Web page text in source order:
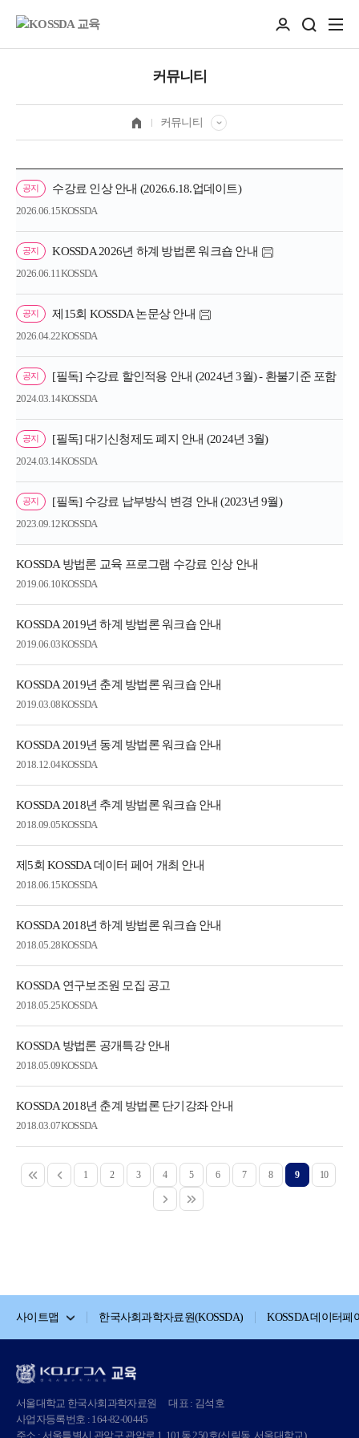
커뮤니티
커뮤니티
공지 수강료 인상 안내 (2026.6.18.업데이트)
2026.06.15KOSSDA
공지 KOSSDA 2026년 하계 방법론 워크숍 안내
2026.06.11KOSSDA
공지 제15회 KOSSDA 논문상 안내
2026.04.22KOSSDA
공지 [필독] 수강료 할인적용 안내 (2024년 3월) - 환불기준 포함
2024.03.14KOSSDA
공지 [필독] 대기신청제도 폐지 안내 (2024년 3월)
2024.03.14KOSSDA
공지 [필독] 수강료 납부방식 변경 안내 (2023년 9월)
2023.09.12KOSSDA
KOSSDA 방법론 교육 프로그램 수강료 인상 안내
2019.06.10KOSSDA
KOSSDA 2019년 하계 방법론 워크숍 안내
2019.06.03KOSSDA
KOSSDA 2019년 춘계 방법론 워크숍 안내
2019.03.08KOSSDA
KOSSDA 2019년 동계 방법론 워크숍 안내
2018.12.04KOSSDA
KOSSDA 2018년 추계 방법론 워크숍 안내
2018.09.05KOSSDA
제5회 KOSSDA 데이터 페어 개최 안내
2018.06.15KOSSDA
KOSSDA 2018년 하계 방법론 워크숍 안내
2018.05.28KOSSDA
KOSSDA 연구보조원 모집 공고
2018.05.25KOSSDA
KOSSDA 방법론 공개특강 안내
2018.05.09KOSSDA
KOSSDA 2018년 춘계 방법론 단기강좌 안내
2018.03.07KOSSDA
1 2 3 4 5 6 7 8 9 10
사이트맵 한국사회과학자료원(KOSSDA) KOSSDA 데이터페
서울대학교 한국사회과학자료원
대표 : 김석호
사업자등록번호 : 164-82-00445
주소 : 서울특별시 관악구 관악로 1, 101동 250호(신림동, 서울대학교)